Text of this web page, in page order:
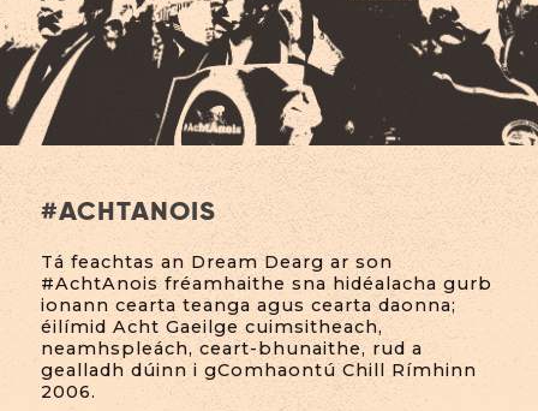
#ACHTANOIS
Tá feachtas an Dream Dearg ar son
#AchtAnois fréamhaithe sna hidéalacha gurb
ionann cearta teanga agus cearta daonna;
éilímid Acht Gaeilge cuimsitheach,
neamhspleách, ceart-bhunaithe, rud a
gealladh dúinn i gComhaontú Chill Rímhinn
2006.